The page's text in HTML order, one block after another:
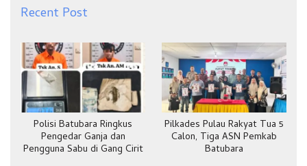
Recent Post
Polisi Batubara Ringkus
Pengedar Ganja dan
Pengguna Sabu di Gang Cirit
Pilkades Pulau Rakyat Tua 5
Calon, Tiga ASN Pemkab
Batubara